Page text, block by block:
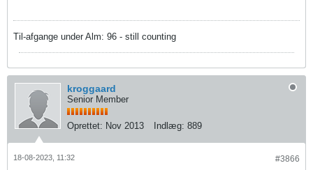
Til-afgange under Alm: 96 - still counting
kroggaard
Senior Member
Oprettet: Nov 2013 Indlæg: 889
#3866
18-08-2023, 11:32